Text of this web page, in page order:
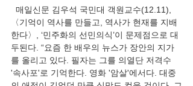
매일신문 김우석 국민대 객원교수(12.11),
〈기억이 역사를 만들고, 역사가 현재를 지배
한다〉, ‘민주화의 선민의식’이 문제점으로 대
두된다. “요즘 한 배우의 뉴스가 장안의 지가
를 올리고 있다. 필자는 그를 의열단 저격수
'속사포'로 기억한다. 영화 '암살'에서다. 대중